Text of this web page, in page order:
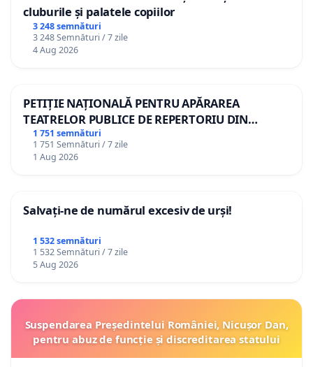
cluburile și palatele copiilor
3 248 semnături
3 248 Semnături / 7 zile
4 Aug 2026
PETIȚIE NAȚIONALĂ PENTRU APĂRAREA
TEATRELOR PUBLICE DE REPERTORIU DIN
ROMÂNIA
1 751 semnături
1 751 Semnături / 7 zile
1 Aug 2026
Salvați-ne de numărul excesiv de urși!
1 532 semnături
1 532 Semnături / 7 zile
5 Aug 2026
Suspendarea Președintelui României, Nicușor Dan,
pentru abuz de funcție și discreditarea statului